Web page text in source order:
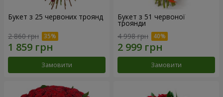
Букет з 25 червоних троянд
2 860 грн
Замовити
Букет з 51 червоної
троянди
4 998 грн
Замовити